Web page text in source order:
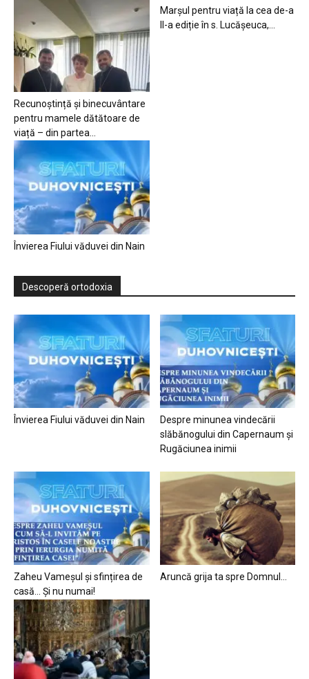
Recunoștință și binecuvântare
pentru mamele dătătoare de
viață – din partea...
Marșul pentru viață la cea de-a
II-a ediție în s. Lucășeuca,...
Învierea Fiului văduvei din Nain
Descoperă ortodoxia
Învierea Fiului văduvei din Nain
Despre minunea vindecării
slăbănogului din Capernaum și
Rugăciunea inimii
Zaheu Vameșul și sfințirea de
casă… Și nu numai!
Aruncă grija ta spre Domnul…